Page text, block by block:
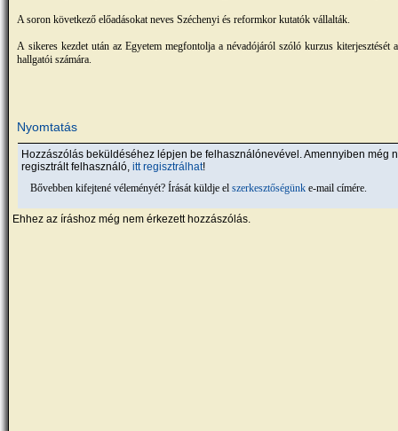
A soron következő előadásokat neves Széchenyi és reformkor kutatók vállalták.
A sikeres kezdet után az Egyetem megfontolja a névadójáról szóló kurzus kiterjesztését
hallgatói számára.
Nyomtatás
Hozzászólás beküldéséhez lépjen be felhasználónevével. Amennyiben még
regisztrált felhasználó,itt regisztrálhat!
Bővebben kifejtené véleményét? Írását küldje elszerkesztőségünk e-mail címére.
Ehhez az íráshoz még nem érkezett hozzászólás.